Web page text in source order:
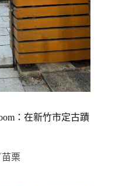
：在新竹市定古蹟
栗